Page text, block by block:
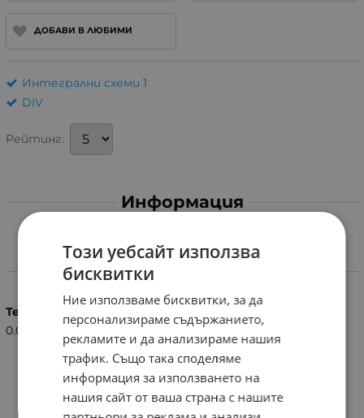
ДОБАВИ В ЛЮБИМИ
Интегрални схеми 1
DIV
Рейтинг:
Информация
Характеристики
Тегло (кг.)
0.01
Този уебсайт използва
бисквитки
Ние използваме бисквитки, за да
персонализираме съдържанието,
рекламите и да анализираме нашия
трафик. Също така споделяме
информация за използването на
нашия сайт от ваша страна с нашите